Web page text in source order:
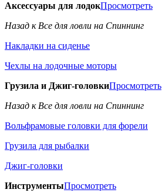
Аксессуары для лодокПросмотреть
Назад к Все для ловли на Спиннинг
Накладки на сиденье
Чехлы на лодочные моторы
Грузила и Джиг-головкиПросмотреть
Назад к Все для ловли на Спиннинг
Вольфрамовые головки для форели
Грузила для рыбалки
Джиг-головки
ИнструментыПросмотреть